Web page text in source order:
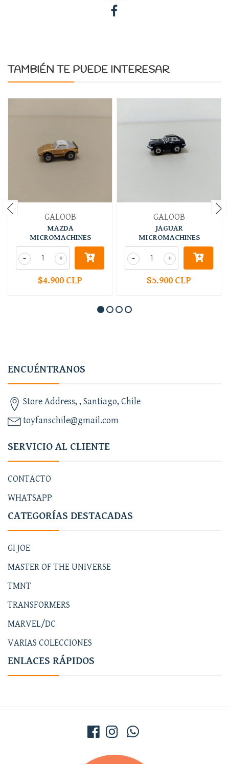
TAMBIÉN TE PUEDE INTERESAR
GALOOB
MAZDA
MICROMACHINES
+
-
$4.900 CLP
GALOOB
JAGUAR
MICROMACHINES
+
-
$5.900 CLP
ENCUÉNTRANOS
Store Address, , Santiago, Chile
toyfanschile@gmail.com
SERVICIO AL CLIENTE
CONTACTO
WHATSAPP
CATEGORÍAS DESTACADAS
GI JOE
MASTER OF THE UNIVERSE
TMNT
TRANSFORMERS
MARVEL/DC
VARIAS COLECCIONES
ENLACES RÁPIDOS